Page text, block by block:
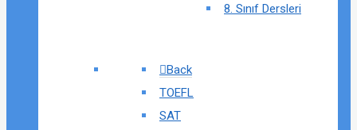
8. Sınıf Dersleri
Back
TOEFL
SAT